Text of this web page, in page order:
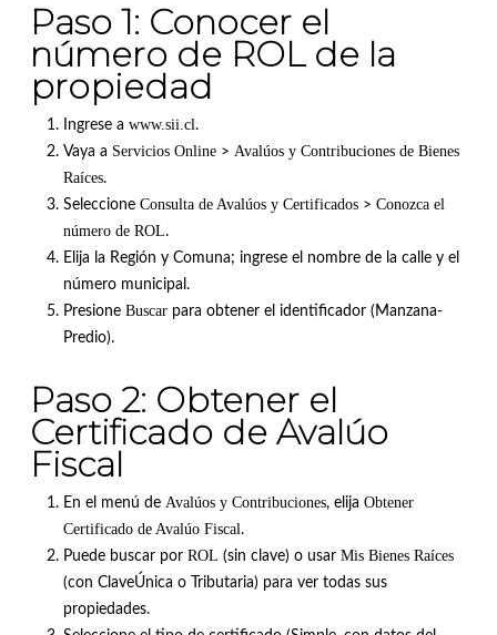
Paso 1: Conocer el
número de ROL de la
propiedad
Ingrese a www.sii.cl.
Vaya a Servicios Online> Avalúos y Contribuciones de Bienes
Raíces.
Seleccione Consulta de Avalúos y Certificados> Conozca el
número de ROL.
Elija la Región y Comuna; ingrese el nombre de la calle y el
número municipal .
Presione Buscarpara obtener el identificador (Manzana-
Predio).
Paso 2: Obtener el
Certificado de Avalúo
Fiscal
En el menú de Avalúos y Contribuciones, elija Obtener
Certificado de Avalúo Fiscal.
Puede buscar por ROL (sin clave) o usar Mis Bienes Raíces
(con ClaveÚnica o Tributaria) para ver todas sus
propiedades.